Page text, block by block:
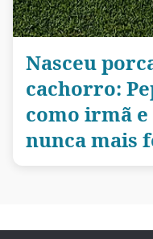
Nasceu
cachorro:
como irmã
nunca mais